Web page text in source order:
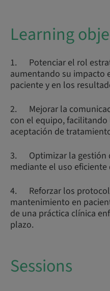
Learning
1. Potenciar el rol
aumentando su impacto
paciente y en los
2. Mejorar la
con el equipo,
aceptación de
3. Optimizar la gestión
mediante el uso
4. Reforzar los
mantenimiento en
de una práctica clínica
plazo.
Sessions